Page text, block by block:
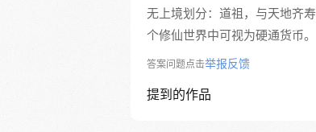
无上境划分：道祖，与天地齐
个修仙世界中可视为硬通货币。
答案问题点击举报反馈
提到的作品